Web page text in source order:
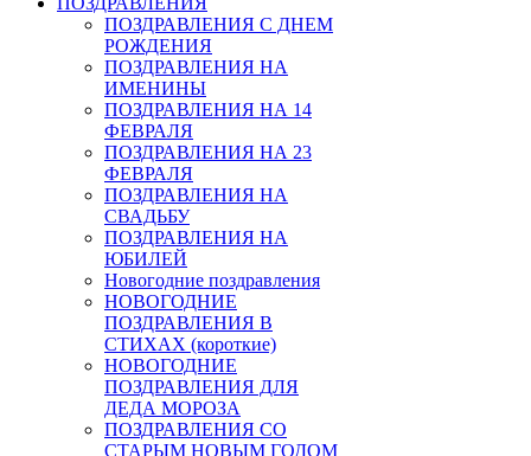
ПОЗДРАВЛЕНИЯ С ДНЕМ
РОЖДЕНИЯ
ПОЗДРАВЛЕНИЯ НА
ИМЕНИНЫ
ПОЗДРАВЛЕНИЯ НА 14
ФЕВРАЛЯ
ПОЗДРАВЛЕНИЯ НА 23
ФЕВРАЛЯ
ПОЗДРАВЛЕНИЯ НА
СВАДЬБУ
ПОЗДРАВЛЕНИЯ НА
ЮБИЛЕЙ
Новогодние поздравления
НОВОГОДНИЕ
ПОЗДРАВЛЕНИЯ В
СТИХАХ (короткие)
НОВОГОДНИЕ
ПОЗДРАВЛЕНИЯ ДЛЯ
ДЕДА МОРОЗА
ПОЗДРАВЛЕНИЯ СО
СТАРЫМ НОВЫМ ГОДОМ